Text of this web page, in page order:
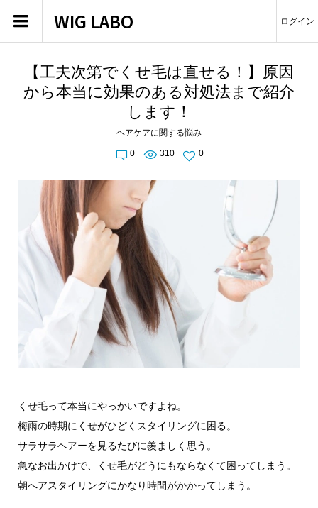
WIG LABO ログイン
【工夫次第でくせ毛は直せる！】原因
から本当に効果のある対処法まで紹介
します！
ヘアケアに関する悩み
0 310 0
くせ毛って本当にやっかいですよね。
梅雨の時期にくせがひどくスタイリングに困る。
サラサラヘアーを見るたびに羨ましく思う。
急なお出かけで、くせ毛がどうにもならなくて困ってしまう。
朝へアスタイリングにかなり時間がかかってしまう。